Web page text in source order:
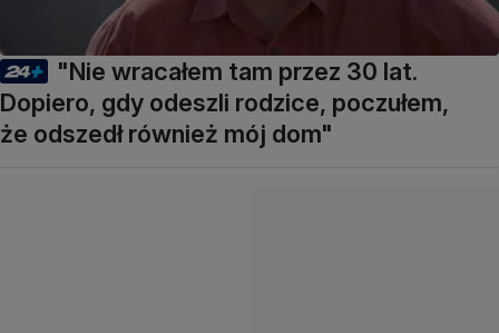
"Nie wracałem tam przez 30 lat.
Dopiero, gdy odeszli rodzice, poczułem,
że odszedł również mój dom"